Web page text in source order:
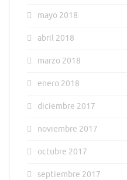
mayo 2018
abril 2018
marzo 2018
enero 2018
diciembre 2017
noviembre 2017
octubre 2017
septiembre 2017